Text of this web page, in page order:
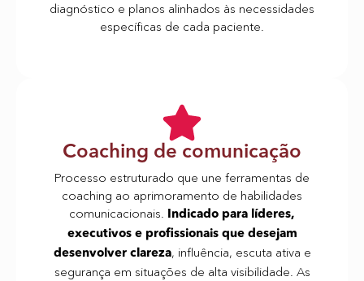
diagnóstico e planos alinhados às necessidades
específicas de cada paciente.
Coaching de comunicação
Processo estruturado que une ferramentas de
coaching ao aprimoramento de habilidades
comunicacionais. Indicado para líderes,
executivos e profissionais que desejam
desenvolver clareza, influência, escuta ativa e
segurança em situações de alta visibilidade. As